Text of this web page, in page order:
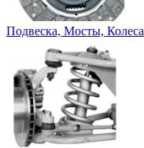
Подвеска, Мосты, Колеса